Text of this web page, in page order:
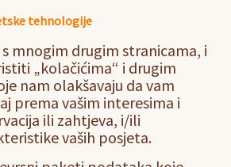
tehnologije
s mnogim drugim stranicama, i
„kolačićima“ i drugim
nam olakšavaju da vam
prema vašim interesima i
ili zahtjeva, i/ili
vaših posjeta.